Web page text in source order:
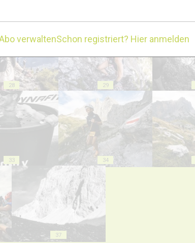
28 29
33 34
37
verwaltenSchon registriert? Hier anmelden